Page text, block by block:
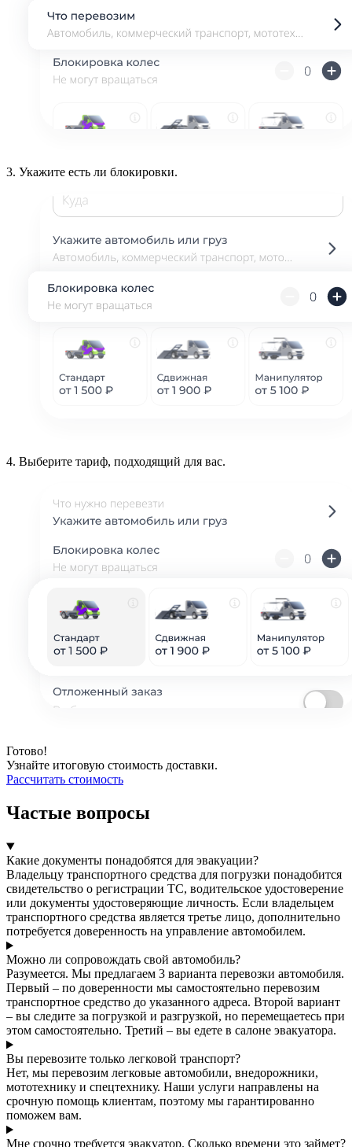
3. Укажите есть ли блокировки.
4. Выберите тариф, подходящий для вас.
Готово!
Узнайте итоговую стоимость доставки.
Рассчитать стоимость
Частые вопросы
Какие документы понадобятся для эвакуации?
Владельцу транспортного средства для погрузки понадобится
свидетельство о регистрации ТС, водительское удостоверение
или документы удостоверяющие личность. Если владельцем
транспортного средства является третье лицо, дополнительно
потребуется доверенность на управление автомобилем.
Можно ли сопровождать свой автомобиль?
Разумеется. Мы предлагаем 3 варианта перевозки автомобиля.
Первый – по доверенности мы самостоятельно перевозим
транспортное средство до указанного адреса. Второй вариант
– вы следите за погрузкой и разгрузкой, но перемещаетесь при
этом самостоятельно. Третий – вы едете в салоне эвакуатора.
Вы перевозите только легковой транспорт?
Нет, мы перевозим легковые автомобили, внедорожники,
мототехнику и спецтехнику. Наши услуги направлены на
срочную помощь клиентам, поэтому мы гарантированно
поможем вам.
Мне срочно требуется эвакуатор. Сколько времени это займет?